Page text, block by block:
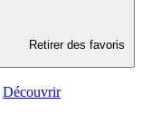
Retirer des favoris
Découvrir